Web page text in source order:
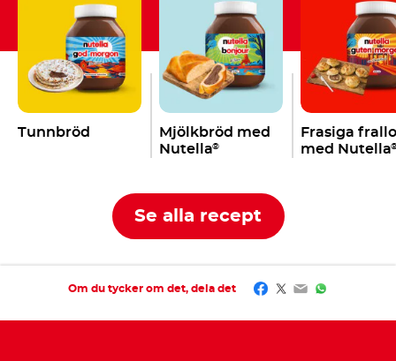
Tunnbröd
Mjölkbröd med
Nutella®
Frasiga
med Nutella
Se alla recept
Om du tycker om det, dela det Facebook
Twitter
EmailWhatsApp